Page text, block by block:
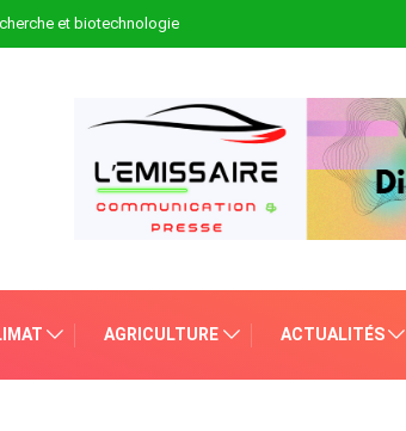
et biotechnologie
AGRICULTURE ACTUALITÉS